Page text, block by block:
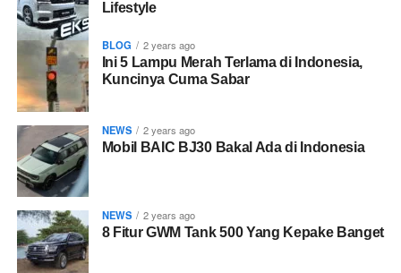
Lifestyle
BLOG 2 years ago
Ini 5 Lampu Merah Terlama di Indonesia,
Kuncinya Cuma Sabar
NEWS 2 years ago
Mobil BAIC BJ30 Bakal Ada di Indonesia
NEWS 2 years ago
8 Fitur GWM Tank 500 Yang Kepake Banget